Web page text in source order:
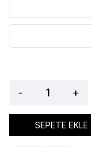
- +
SEPETE EKLE